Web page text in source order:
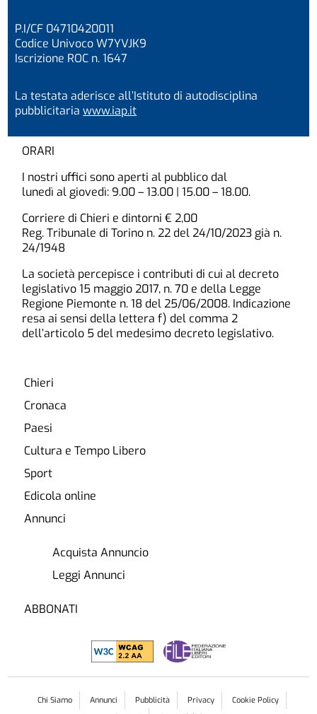
P.I/CF 04710420011
Codice Univoco W7YVJK9
Iscrizione ROC n. 1647
La testata aderisce all’Istituto di autodisciplina
pubblicitariawww.iap.it
ORARI
I nostri uffici sono aperti al pubblico dal
lunedì al giovedì: 9.00 – 13.00 | 15.00 – 18.00.
Corriere di Chieri e dintorni € 2,00
Reg. Tribunale di Torino n. 22 del 24/10/2023 già n.
24/1948
La società percepisce i contributi di cui al decreto
legislativo 15 maggio 2017, n. 70 e della Legge
Regione Piemonte n. 18 del 25/06/2008. Indicazione
resa ai sensi della lettera f) del comma 2
dell’articolo 5 del medesimo decreto legislativo.
Chieri
Cronaca
Paesi
Cultura e Tempo Libero
Sport
Edicola online
Annunci
Acquista Annuncio
Leggi Annunci
ABBONATI
Chi Siamo Annunci Pubblicità Privacy
Cookie Policy